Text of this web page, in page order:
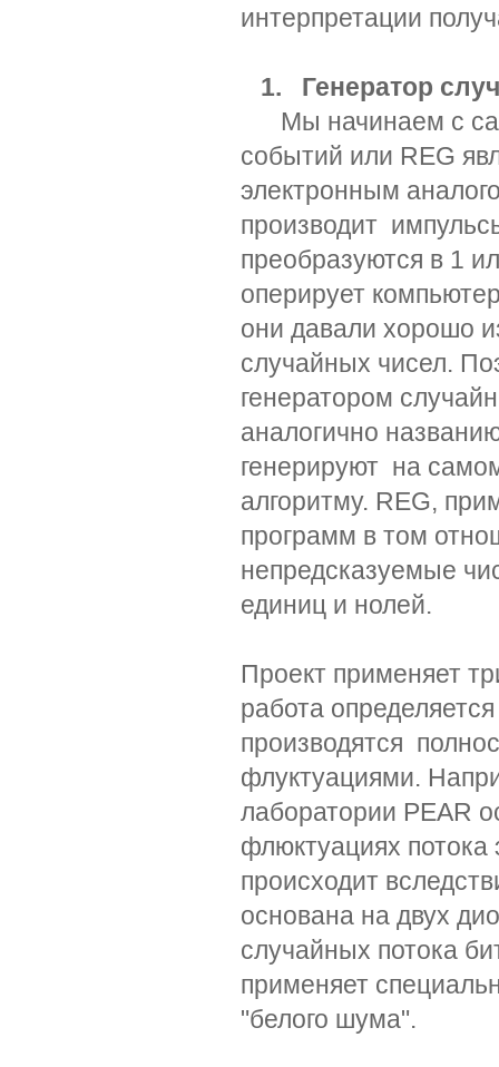
интерпретации
1. Генератор
Мы начинаем с
событий или REG
электронным
производит
преобразуются в 1
оперирует
они давали хорошо
случайных чисел.
генератором
аналогично
генерируют на
алгоритму. REG,
программ в том
непредсказуемые
единиц и нолей.
Проект применяет
работа
производятся
флуктуациями.
лаборатории PEAR
флюктуациях потока
происходит
основана на двух
случайных потока
применяет
"белого шума".